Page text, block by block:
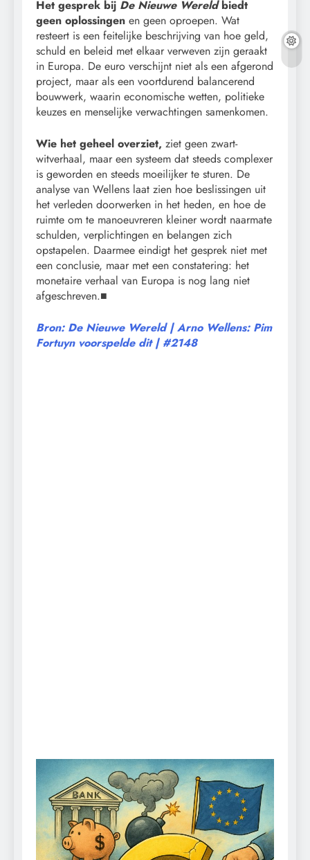
Het gesprek bij De Nieuwe Wereldbiedt
geen oplossingen en geen oproepen. Wat
resteert is een feitelijke beschrijving van hoe geld,
schuld en beleid met elkaar verweven zijn geraakt
in Europa. De euro verschijnt niet als een afgerond
project, maar als een voortdurend balancerend
bouwwerk, waarin economische wetten, politieke
keuzes en menselijke verwachtingen samenkomen.
Wie het geheel overziet, ziet geen zwart-
witverhaal, maar een systeem dat steeds complexer
is geworden en steeds moeilijker te sturen. De
analyse van Wellens laat zien hoe beslissingen uit
het verleden doorwerken in het heden, en hoe de
ruimte om te manoeuvreren kleiner wordt naarmate
schulden, verplichtingen en belangen zich
opstapelen. Daarmee eindigt het gesprek niet met
een conclusie, maar met een constatering: het
monetaire verhaal van Europa is nog lang niet
afgeschreven.■
Bron: De Nieuwe Wereld | Arno Wellens: Pim
Fortuyn voorspelde dit | #2148